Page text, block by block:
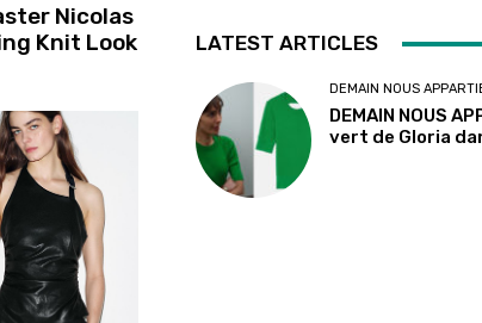
Nicolas
Knit Look
LATEST ARTICLES
DEMAIN NOUS
DEMAIN NOUS
vert de Gloria